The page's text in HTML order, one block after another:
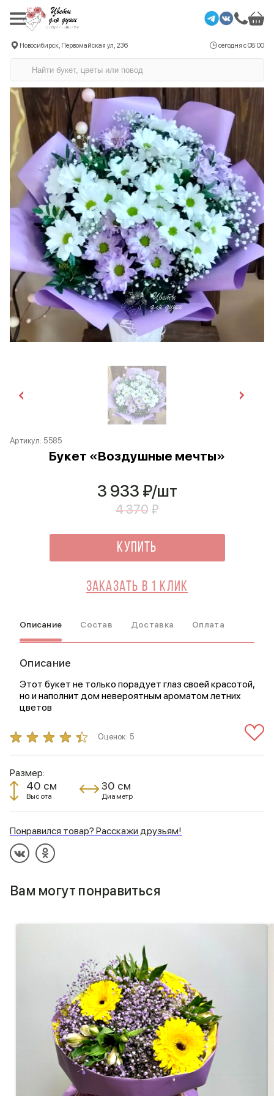
Новосибирск, Первомайская ул, 236 сегодня с 08:00
Артикул: 5585
Букет «Воздушные мечты»
3 933 ₽/шт
4 370₽
Купить
Заказать в 1 клик
Описание Состав Доставка Оплата
Описание
Этот букет не только порадует глаз своей красотой,
но и наполнит дом невероятным ароматом летних
цветов
Оценок: 5
Размер:
40 см
Высота
30 см
Диаметр
Понравился товар? Расскажи друзьям!
Вам могут понравиться